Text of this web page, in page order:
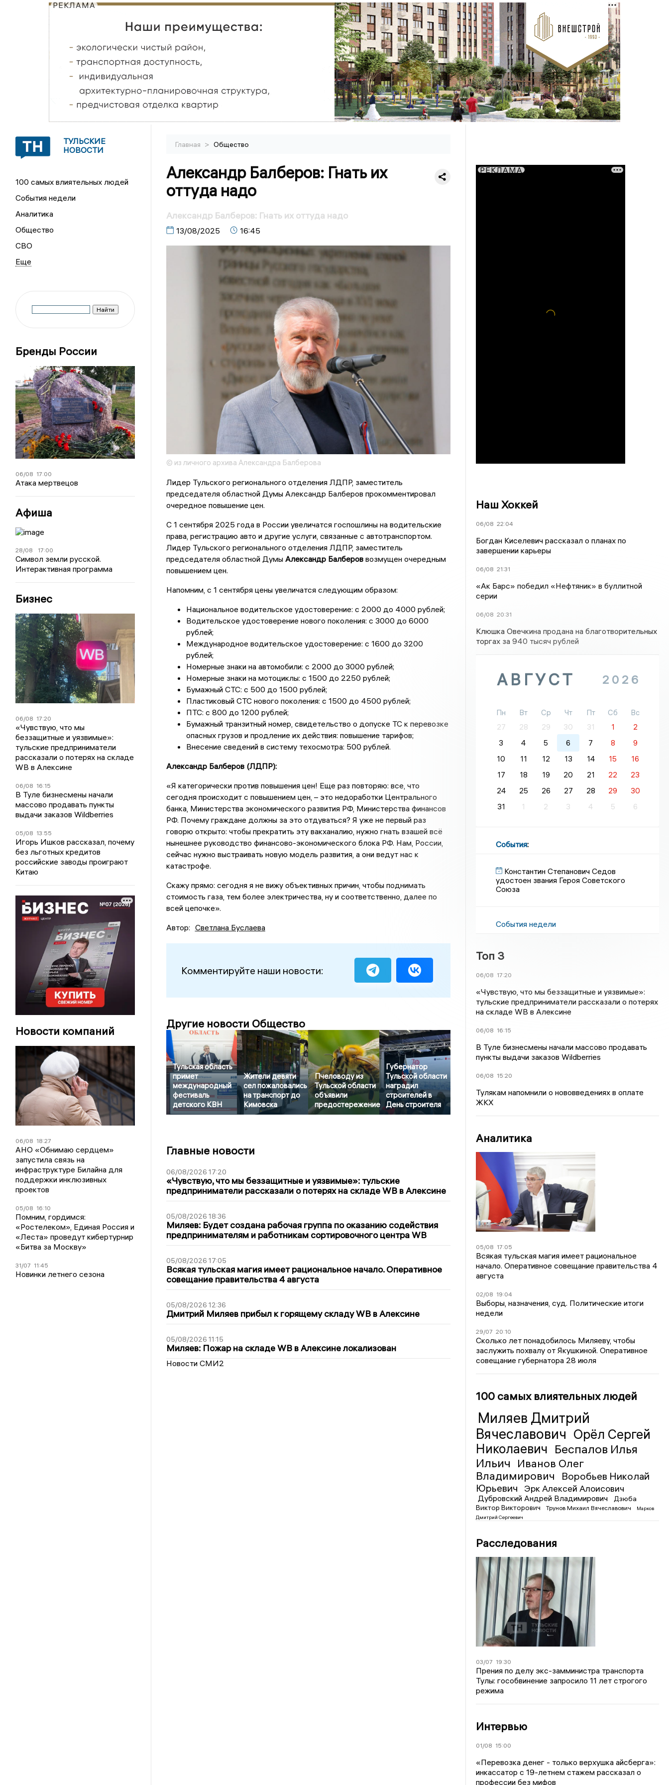
РЕКЛАМА
ТУЛЬСКИЕ
НОВОСТИ
100 самых влиятельных людей
События недели
Аналитика
Общество
СВО
Бренды России
06/08 17:00
Атака мертвецов
Афиша
28/08 17:00
Символ земли русской.
Интерактивная программа
Бизнес
06/08 17:20
«Чувствую, что мы
беззащитные и уязвимые»:
тульские предприниматели
рассказали о потерях на складе
WB в Алексине
06/08 16:15
В Туле бизнесмены начали
массово продавать пункты
выдачи заказов Wildberries
05/08 13:55
Игорь Ишков рассказал, почему
без льготных кредитов
российские заводы проиграют
Китаю
Новости компаний
06/08 18:27
АНО «Обнимаю сердцем»
запустила связь на
инфраструктуре Билайна для
поддержки инклюзивных
проектов
05/08 16:10
Помним, гордимся:
«Ростелеком», Единая Россия и
«Леста» проведут кибертурнир
«Битва за Москву»
31/07 11:45
Новинки летнего сезона
Главная > Общество
Александр Балберов: Гнать их
оттуда надо
Александр Балберов: Гнать их оттуда надо
13/08/2025 16:45
© из личного архива Александра Балберова
Лидер Тульского регионального отделения ЛДПР, заместитель
председателя областной Думы Александр Балберов прокомментировал
очередное повышение цен.
С 1 сентября 2025 года в России увеличатся госпошлины на водительские
права, регистрацию авто и другие услуги, связанные с автотранспортом.
Лидер Тульского регионального отделения ЛДПР, заместитель
председателя областной Думы Александр Балбероввозмущен очередным
повышением цен.
Напомним, с 1 сентября цены увеличатся следующим образом:
Национальное водительское удостоверение: с 2000 до 4000 рублей;
Водительское удостоверение нового поколения: с 3000 до 6000
рублей;
Международное водительское удостоверение: с 1600 до 3200
рублей;
Номерные знаки на автомобили: с 2000 до 3000 рублей;
Номерные знаки на мотоциклы: с 1500 до 2250 рублей;
Бумажный СТС: с 500 до 1500 рублей;
Пластиковый СТС нового поколения: с 1500 до 4500 рублей;
ПТС: с 800 до 1200 рублей;
Бумажный транзитный номер, свидетельство о допуске ТС к перевозке
опасных грузов и продление их действия: повышение тарифов;
Внесение сведений в систему техосмотра: 500 рублей.
Александр Балберов (ЛДПР):
«Я категорически против повышения цен! Еще раз повторяю: все, что
сегодня происходит с повышением цен, – это недоработки Центрального
банка, Министерства экономического развития РФ, Министерства финансов
РФ. Почему граждане должны за это отдуваться? Я уже не первый раз
говорю открыто: чтобы прекратить эту вакханалию, нужно гнать взашей всё
нынешнее руководство финансово-экономического блока РФ. Нам, России,
сейчас нужно выстраивать новую модель развития, а они ведут нас к
катастрофе.
Скажу прямо: сегодня я не вижу объективных причин, чтобы поднимать
стоимость газа, тем более электричества, ну и соответственно, далее по
всей цепочке».
Автор: Светлана Буслаева
Комментируйте наши новости:
Другие новости Общество
Тульская область
примет
международный
фестиваль
детского КВН
Жители девяти
сел пожаловались
на транспорт до
Кимовска
Пчеловоду из
Тульской области
объявили
предостережение
Губернатор
Тульской области
наградил
строителей в
День строителя
Главные новости
06/08/2026 17:20
«Чувствую, что мы беззащитные и уязвимые»: тульские
предприниматели рассказали о потерях на складе WB в Алексине
05/08/2026 18:36
Миляев: Будет создана рабочая группа по оказанию содействия
предпринимателям и работникам сортировочного центра WB
05/08/2026 17:05
Всякая тульская магия имеет рациональное начало. Оперативное
совещание правительства 4 августа
05/08/2026 12:36
Дмитрий Миляев прибыл к горящему складу WB в Алексине
05/08/2026 11:15
Миляев: Пожар на складе WB в Алексине локализован
Новости СМИ2
РЕКЛАМА
Наш Хоккей
06/08 22:04
Богдан Киселевич рассказал о планах по
завершении карьеры
06/08 21:31
«Ак Барс» победил «Нефтяник» в буллитной
серии
06/08 20:31
Клюшка Овечкина продана на благотворительных
торгах за 940 тысяч рублей
АВГУСТ 2026
Пн Вт Ср Чт Пт Сб
Вс
27
28 29 30 31 1
2
3
4 5 6 7 8
9
10
11 12 13 14 15
16
17
18 19 20 21 22
23
24
25 26 27 28 29
30
31
1 2 3 4 5 6
События:
Константин Степанович Седов
удостоен звания Героя Советского
Союза
События недели
Топ 3
06/08 17:20
«Чувствую, что мы беззащитные и уязвимые»:
тульские предприниматели рассказали о потерях
на складе WB в Алексине
06/08 16:15
В Туле бизнесмены начали массово продавать
пункты выдачи заказов Wildberries
06/08 15:20
Тулякам напомнили о нововведениях в оплате
ЖКХ
Аналитика
05/08 17:05
Всякая тульская магия имеет рациональное
начало. Оперативное совещание правительства 4
августа
02/08 19:04
Выборы, назначения, суд. Политические итоги
недели
29/07 20:10
Сколько лет понадобилось Миляеву, чтобы
заслужить похвалу от Якушкиной. Оперативное
совещание губернатора 28 июля
100 самых влиятельных людей
Миляев Дмитрий
Вячеславович Орёл Сергей
Николаевич Беспалов Илья
Ильич
Иванов Олег
Владимирович
Воробьев Николай
Юрьевич
Эрк Алексей Алоисович
Дубровский Андрей Владимирович
Дзюба
Виктор Викторович
Трунов Михаил Вячеславович
Марков
Дмитрий Сергеевич
Расследования
03/07 19:30
Прения по делу экс-замминистра транспорта
Тулы: гособвинение запросило 11 лет строгого
режима
Интервью
01/08 15:00
«Перевозка денег - только верхушка айсберга»:
инкассатор с 19-летнем стажем рассказал о
профессии без мифов